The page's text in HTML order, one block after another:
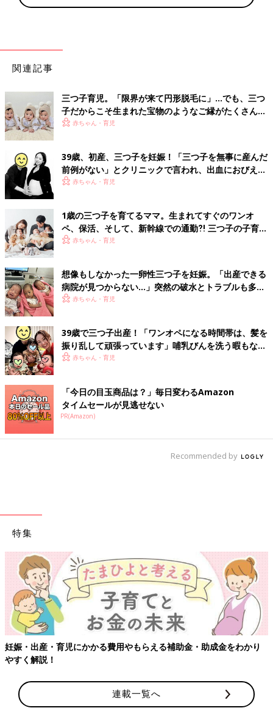
関連記事
三つ子育児。「限界が来て円形脱毛に」…でも、三つ
子だからこそ生まれた宝物のようなご縁がたくさん！
【体験談】
赤ちゃん・育児
39歳、初産、三つ子を妊娠！「三つ子を無事に産んだ
前例がない」とクリニックで言われ、出血におびえる
日々…【桑子英里アナ・インタビュー】
赤ちゃん・育児
1歳の三つ子を育てるママ。生まれてすぐのワンオ
ペ、保活、そして、新幹線での通勤⁈ 三つ子の子育て
のリアル【多胎育児体験談】
赤ちゃん・育児
想像もしなかった一卵性三つ子を妊娠。「出産できる
病院が見つからない…」突然の破水とトラブルも多数
経験！【体験談】
赤ちゃん・育児
39歳で三つ子出産！「ワンオペになる時間帯は、髪を
振り乱して頑張っています」哺乳びんを洗う暇もない
怒涛の育児とは！？【桑子英里アナ・インタビュー】
赤ちゃん・育児
「今日の目玉商品は？」毎日変わるAmazon
タイムセールが見逃せない
PR(Amazon)
Recommended by
特集
妊娠・出産・育児にかかる費用やもらえる補助金・助成金をわかり
やすく解説！
連載一覧へ